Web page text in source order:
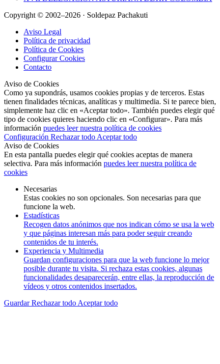
Copyright © 2002–2026 · Soldepaz Pachakuti
Aviso Legal
Política de privacidad
Política de Cookies
Configurar Cookies
Contacto
Aviso de Cookies
Como ya supondrás, usamos cookies propias y de terceros. Estas
tienen finalidades técnicas, analíticas y multimedia. Si te parece bien,
simplemente haz clic en «Aceptar todo». También puedes elegir qué
tipo de cookies quieres haciendo clic en «Configurar». Para más
información puedes leer nuestra política de cookies
Configuración Rechazar todo Aceptar todo
Aviso de Cookies
En esta pantalla puedes elegir qué cookies aceptas de manera
selectiva. Para más información puedes leer nuestra política de
cookies
Necesarias
Estas cookies no son opcionales. Son necesarias para que
funcione la web.
Estadísticas
Recogen datos anónimos que nos indican cómo se usa la web
y que páginas interesan más para poder seguir creando
contenidos de tu interés.
Experiencia y Multimedia
Guardan configuraciones para que la web funcione lo mejor
posible durante tu visita. Si rechaza estas cookies, algunas
funcionalidades desaparecerán, entre ellas, la reproducción de
vídeos y otros contenidos insertados.
GuardarRechazar todo Aceptar todo